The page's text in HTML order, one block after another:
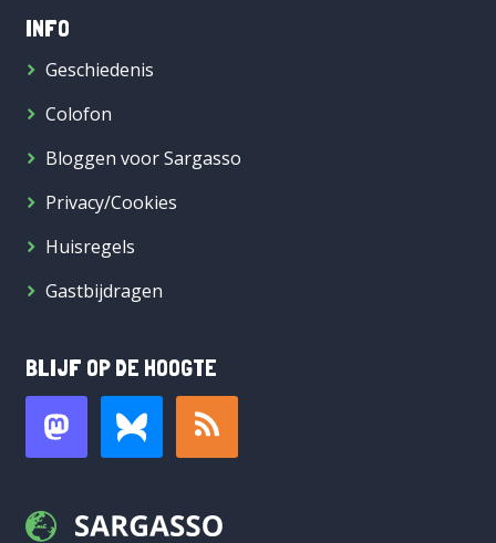
INFO
Geschiedenis
Colofon
Bloggen voor Sargasso
Privacy/Cookies
Huisregels
Gastbijdragen
BLIJF OP DE HOOGTE